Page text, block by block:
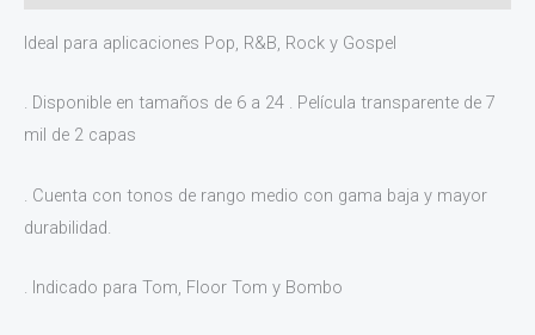
Ideal para aplicaciones Pop, R&B, Rock y Gospel
. Disponible en tamaños de 6 a 24 . Película transparente de 7
mil de 2 capas
. Cuenta con tonos de rango medio con gama baja y mayor
durabilidad.
. Indicado para Tom, Floor Tom y Bombo